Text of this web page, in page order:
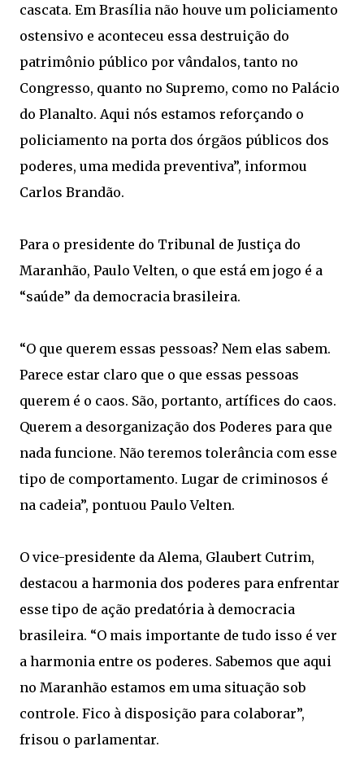
cascata. Em Brasília não houve um policiamento
ostensivo e aconteceu essa destruição do
patrimônio público por vândalos, tanto no
Congresso, quanto no Supremo, como no Palácio
do Planalto. Aqui nós estamos reforçando o
policiamento na porta dos órgãos públicos dos
poderes, uma medida preventiva”, informou
Carlos Brandão.
Para o presidente do Tribunal de Justiça do
Maranhão, Paulo Velten, o que está em jogo é a
“saúde” da democracia brasileira.
“O que querem essas pessoas? Nem elas sabem.
Parece estar claro que o que essas pessoas
querem é o caos. São, portanto, artífices do caos.
Querem a desorganização dos Poderes para que
nada funcione. Não teremos tolerância com esse
tipo de comportamento. Lugar de criminosos é
na cadeia”, pontuou Paulo Velten.
O vice-presidente da Alema, Glaubert Cutrim,
destacou a harmonia dos poderes para enfrentar
esse tipo de ação predatória à democracia
brasileira. “O mais importante de tudo isso é ver
a harmonia entre os poderes. Sabemos que aqui
no Maranhão estamos em uma situação sob
controle. Fico à disposição para colaborar”,
frisou o parlamentar.